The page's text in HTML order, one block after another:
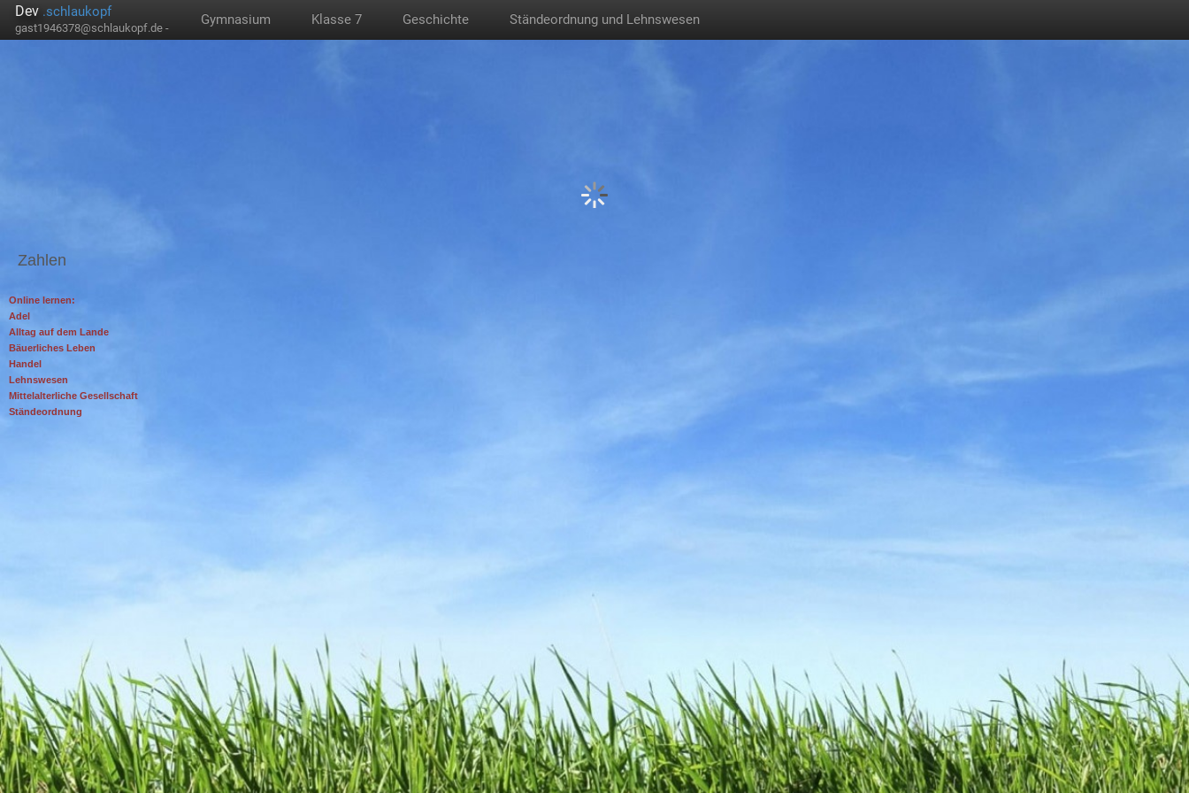
Dev .schlaukopf
gast1946378@schlaukopf.de -
Gymnasium Klasse 7 Geschichte Ständeordnung und Lehnswesen
Zahlen
Online lernen:
Adel
Alltag auf dem Lande
Bäuerliches Leben
Handel
Lehnswesen
Mittelalterliche Gesellschaft
Ständeordnung